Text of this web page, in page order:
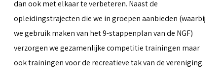
dan ook met elkaar te verbeteren. Naast de
opleidingstrajecten die we in groepen aanbieden (waarbij
we gebruik maken van het 9-stappenplan van de NGF)
verzorgen we gezamenlijke competitie trainingen maar
ook trainingen voor de recreatieve tak van de vereniging.